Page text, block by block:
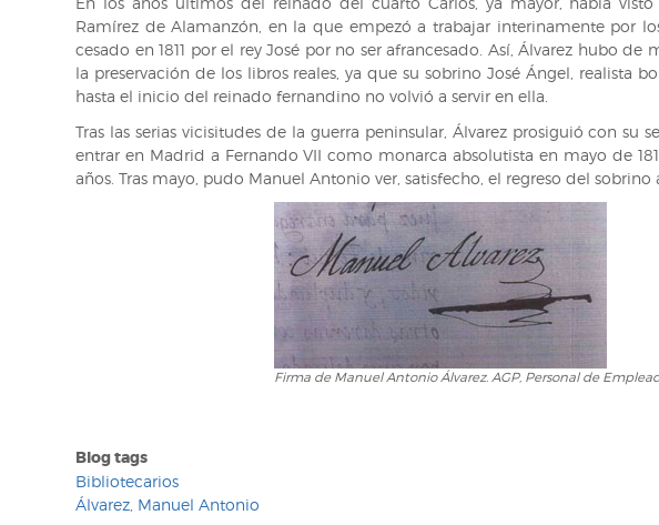
Cámara,
en
AGP,
Personal
Empleados,
Caja
70-
Ramírez de Alamanzón, en la que empezó a trabajar interinamente por
cesado en 1811 por el rey José por no ser afrancesado. Así, Álvarez hubo
la preservación de los libros reales, ya que su sobrino José Ángel, realista
hasta el inicio del reinado fernandino no volvió a servir en ella.
Tras las serias vicisitudes de la guerra peninsular, Álvarez prosiguió con su
entrar en Madrid a Fernando VII como monarca absolutista en mayo de
años. Tras mayo, pudo Manuel Antonio ver, satisfecho, el regreso del sobrino
Firma de Manuel Antonio Álvarez. AGP, Personal de
Blog tags
Bibliotecarios
Álvarez, Manuel Antonio